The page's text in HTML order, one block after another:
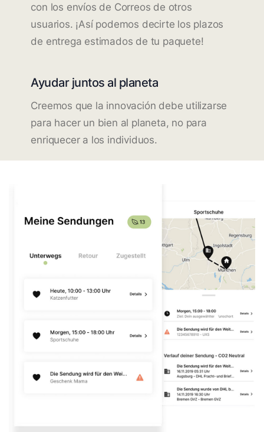
con los envíos de Correos de otros
usuarios. ¡Así podemos decirte los plazos
de entrega estimados de tu paquete!
Ayudar juntos al planeta
Creemos que la innovación debe utilizarse
para hacer un bien al planeta, no para
enriquecer a los individuos.